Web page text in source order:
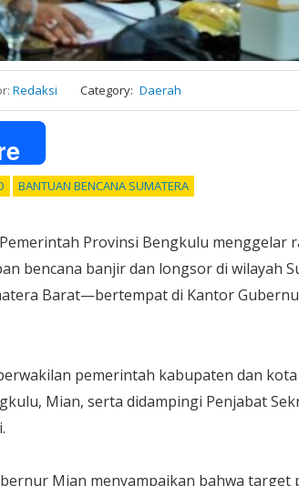
Redaksi Category Daerah
BANTUAN BENCANA SUMATERA
Pemerintah Provinsi Bengkulu
bencana banjir dan longsor di wilayah
Barat—bertempat di Kantor
pemerintah kabupaten dan
Mian, serta didampingi Penjabat
Mian menyampaikan bahwa